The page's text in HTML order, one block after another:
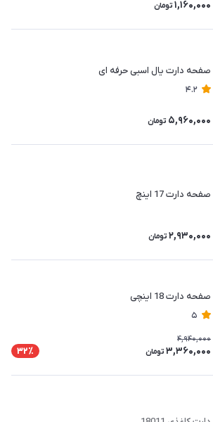
1,160,000 تومان
صفحه دارت یال اسبی حرفه ای
4.2
5,960,000 تومان
صفحه دارت 17 اینچ
2,930,000 تومان
صفحه دارت 18 اینچی
5
4,940,000
3,360,000 تومان 32٪